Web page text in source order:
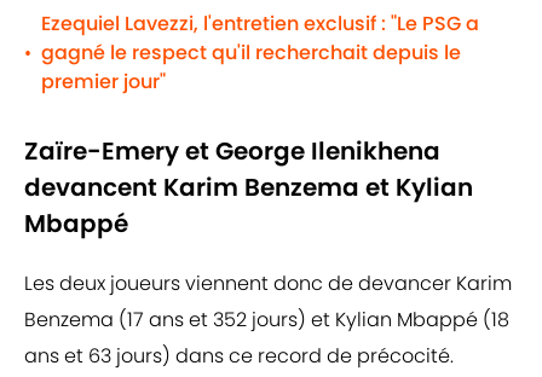
•
Ezequiel Lavezzi, l'entretien exclusif : "Le PSG a
gagné le respect qu'il recherchait depuis le
premier jour"
Zaïre-Emery et George Ilenikhena
devancent Karim Benzema et Kylian
Mbappé
Les deux joueurs viennent donc de devancer Karim
Benzema (17 ans et 352 jours) et Kylian Mbappé (18
ans et 63 jours) dans ce record de précocité.